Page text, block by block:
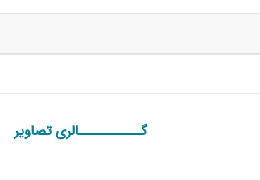
گـــــــــــالری تصاویر